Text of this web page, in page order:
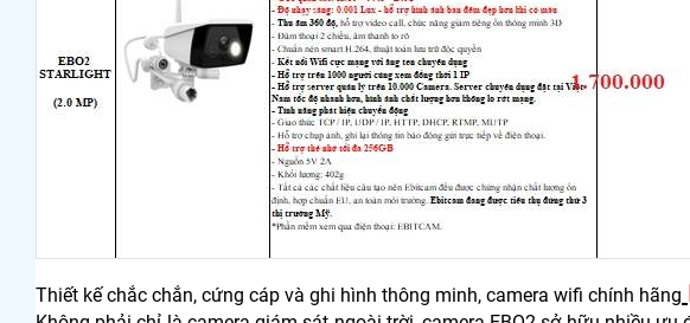
Thiết kế chắc chắn, cứng cáp và ghi hình thông minh, camera wifi chính hãng